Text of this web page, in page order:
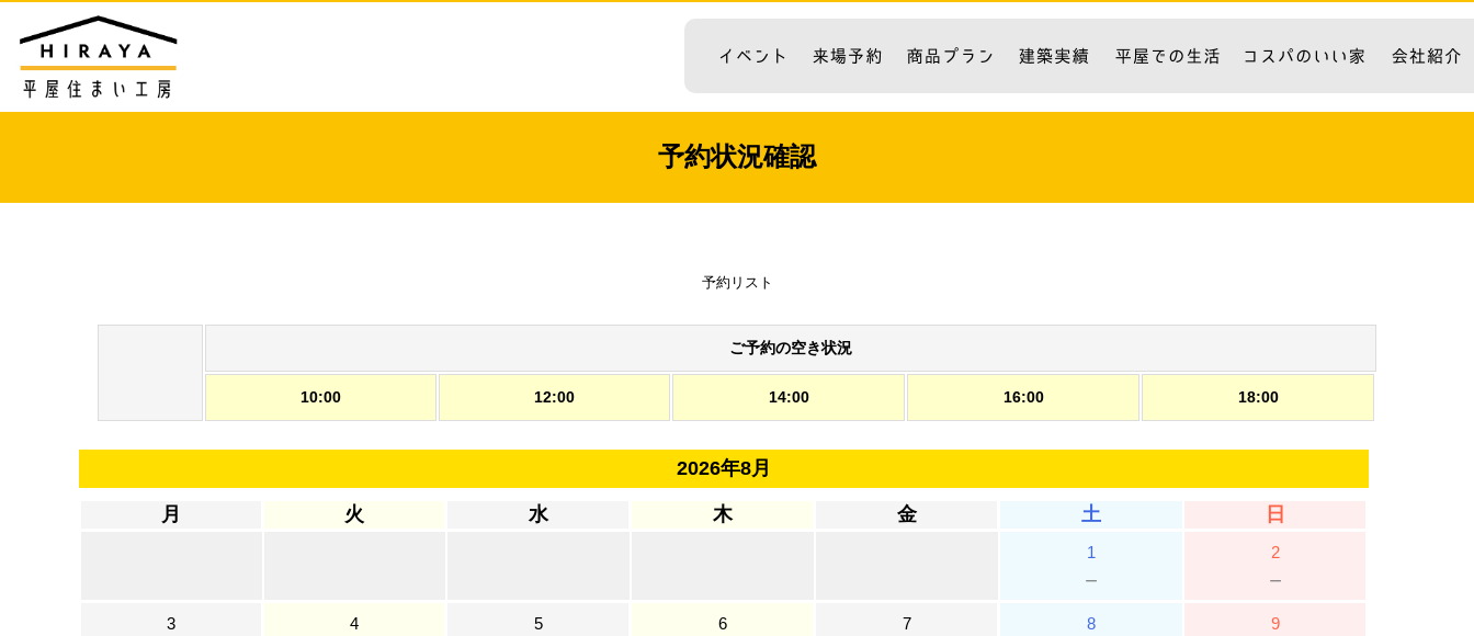
予約状況確認
予約リスト
ご予約の空き状況
10:00 12:00 14:00 16:00 18:00
2026年8月
月 火 水 木 金 土 日
1
－
2
－
3 4 5 6 7 8 9